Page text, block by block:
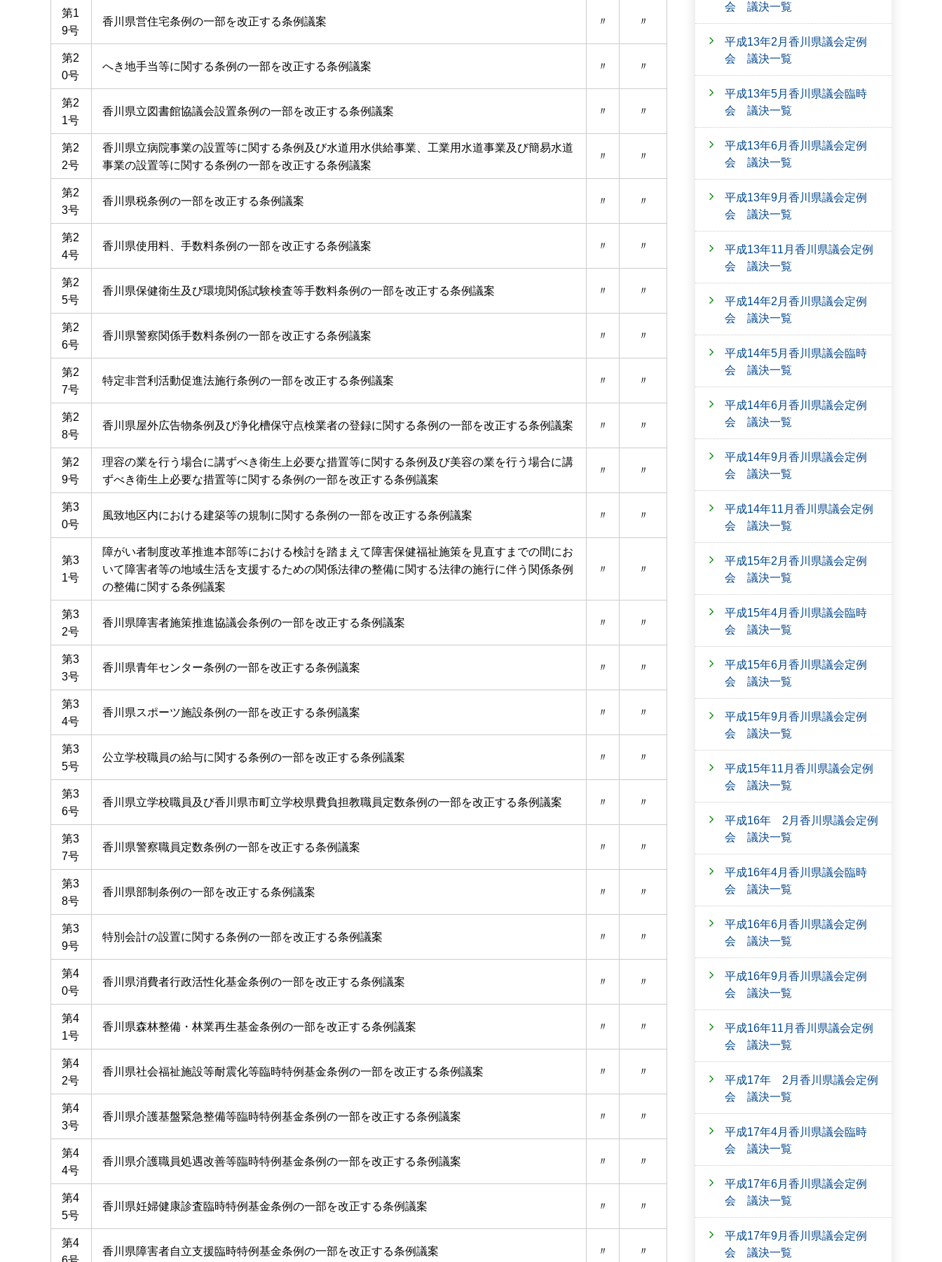
第1
9号
香川県営住宅条例の一部を改正する条例議案 〃 〃
第2
0号
へき地手当等に関する条例の一部を改正する条例議案 〃 〃
第2
1号
香川県立図書館協議会設置条例の一部を改正する条例議案 〃 〃
第2
2号
香川県立病院事業の設置等に関する条例及び水道用水供給事業、工業用水道事業及び簡易水道
事業の設置等に関する条例の一部を改正する条例議案
〃 〃
第2
3号
香川県税条例の一部を改正する条例議案 〃 〃
第2
4号
香川県使用料、手数料条例の一部を改正する条例議案 〃 〃
第2
5号
香川県保健衛生及び環境関係試験検査等手数料条例の一部を改正する条例議案 〃 〃
第2
6号
香川県警察関係手数料条例の一部を改正する条例議案 〃 〃
第2
7号
特定非営利活動促進法施行条例の一部を改正する条例議案 〃 〃
第2
8号
香川県屋外広告物条例及び浄化槽保守点検業者の登録に関する条例の一部を改正する条例議案 〃 〃
第2
9号
理容の業を行う場合に講ずべき衛生上必要な措置等に関する条例及び美容の業を行う場合に講
ずべき衛生上必要な措置等に関する条例の一部を改正する条例議案
〃 〃
第3
0号
風致地区内における建築等の規制に関する条例の一部を改正する条例議案 〃 〃
第3
1号
障がい者制度改革推進本部等における検討を踏まえて障害保健福祉施策を見直すまでの間にお
いて障害者等の地域生活を支援するための関係法律の整備に関する法律の施行に伴う関係条例
の整備に関する条例議案
〃 〃
第3
2号
香川県障害者施策推進協議会条例の一部を改正する条例議案 〃 〃
第3
3号
香川県青年センター条例の一部を改正する条例議案 〃 〃
第3
4号
香川県スポーツ施設条例の一部を改正する条例議案 〃 〃
第3
5号
公立学校職員の給与に関する条例の一部を改正する条例議案 〃 〃
第3
6号
香川県立学校職員及び香川県市町立学校県費負担教職員定数条例の一部を改正する条例議案 〃 〃
第3
7号
香川県警察職員定数条例の一部を改正する条例議案 〃 〃
第3
8号
香川県部制条例の一部を改正する条例議案 〃 〃
第3
9号
特別会計の設置に関する条例の一部を改正する条例議案 〃 〃
第4
0号
香川県消費者行政活性化基金条例の一部を改正する条例議案 〃 〃
第4
1号
香川県森林整備・林業再生基金条例の一部を改正する条例議案 〃 〃
第4
2号
香川県社会福祉施設等耐震化等臨時特例基金条例の一部を改正する条例議案 〃 〃
第4
3号
香川県介護基盤緊急整備等臨時特例基金条例の一部を改正する条例議案 〃 〃
第4
4号
香川県介護職員処遇改善等臨時特例基金条例の一部を改正する条例議案 〃 〃
第4
5号
香川県妊婦健康診査臨時特例基金条例の一部を改正する条例議案 〃 〃
第4
香川県障害者自立支援臨時特例基金条例の一部を改正する条例議案 〃 〃
会 議決一覧
平成13年2月香川県議会定例
会 議決一覧
平成13年5月香川県議会臨時
会 議決一覧
平成13年6月香川県議会定例
会 議決一覧
平成13年9月香川県議会定例
会 議決一覧
平成13年11月香川県議会定例
会 議決一覧
平成14年2月香川県議会定例
会 議決一覧
平成14年5月香川県議会臨時
会 議決一覧
平成14年6月香川県議会定例
会 議決一覧
平成14年9月香川県議会定例
会 議決一覧
平成14年11月香川県議会定例
会 議決一覧
平成15年2月香川県議会定例
会 議決一覧
平成15年4月香川県議会臨時
会 議決一覧
平成15年6月香川県議会定例
会 議決一覧
平成15年9月香川県議会定例
会 議決一覧
平成15年11月香川県議会定例
会 議決一覧
平成16年 2月香川県議会定例
会 議決一覧
平成16年4月香川県議会臨時
会 議決一覧
平成16年6月香川県議会定例
会 議決一覧
平成16年9月香川県議会定例
会 議決一覧
平成16年11月香川県議会定例
会 議決一覧
平成17年 2月香川県議会定例
会 議決一覧
平成17年4月香川県議会臨時
会 議決一覧
平成17年6月香川県議会定例
会 議決一覧
平成17年9月香川県議会定例
会 議決一覧